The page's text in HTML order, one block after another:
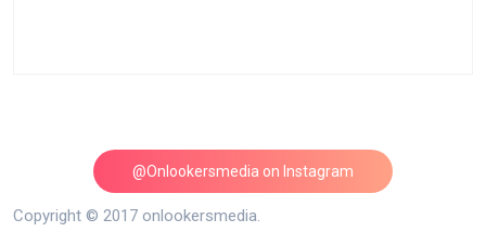
@Onlookersmedia on Instagram
Follow on Instagram
Copyright © 2017 onlookersmedia.